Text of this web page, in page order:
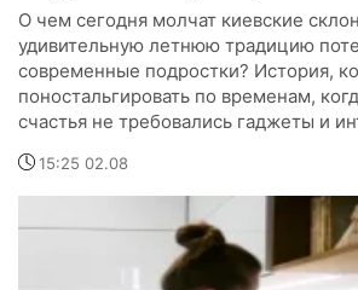
О чем сегодня молчат киевские
удивительную летнюю традицию
современные подростки? История,
поностальгировать по временам,
счастья не требовались гаджеты и
15:25 02.08